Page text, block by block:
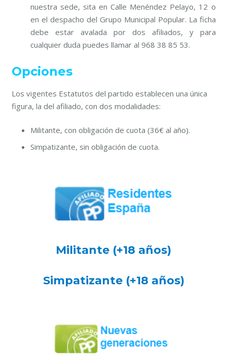
nuestra sede, sita en Calle Menéndez Pelayo, 12 o
en el despacho del Grupo Municipal Popular. La ficha
debe estar avalada por dos afiliados, y para
cualquier duda puedes llamar al 968 38 85 53.
Opciones
Los vigentes Estatutos del partido establecen una única
figura, la del afiliado, con dos modalidades:
Militante, con obligación de cuota (36€ al año).
Simpatizante, sin obligación de cuota.
Militante (+18 años)
Simpatizante (+18 años)